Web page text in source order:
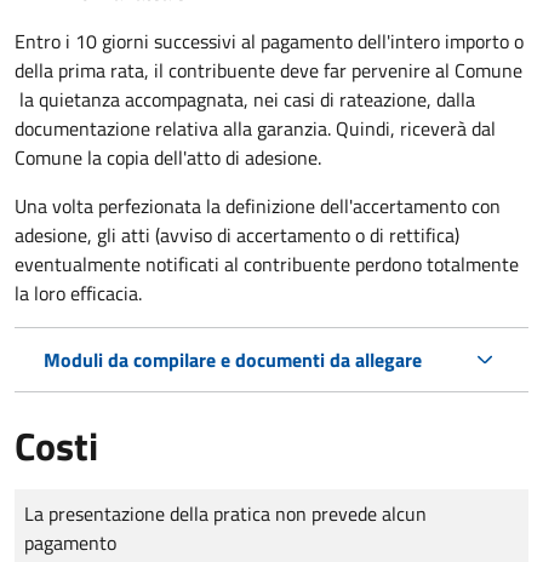
Entro i 10 giorni successivi al pagamento dell'intero importo o
della prima rata, il contribuente deve far pervenire al Comune
la quietanza accompagnata, nei casi di rateazione, dalla
documentazione relativa alla garanzia. Quindi, riceverà dal
Comune la copia dell'atto di adesione.
Una volta perfezionata la definizione dell'accertamento con
adesione, gli atti (avviso di accertamento o di rettifica)
eventualmente notificati al contribuente perdono totalmente
la loro efficacia.
Moduli da compilare e documenti da allegare
Costi
Tipo di pagamento
Importo
La presentazione della pratica non prevede alcun
pagamento